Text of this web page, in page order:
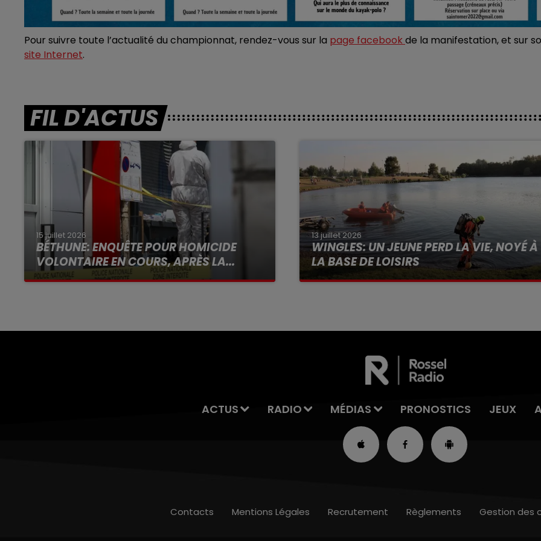
Pour suivre toute l’actualité du championnat, rendez-vous sur la page facebook de la manifestation, et sur
site Internet.
FIL D'ACTUS
15 juillet 2026
BÉTHUNE: ENQUÊTE POUR HOMICIDE
VOLONTAIRE EN COURS, APRÈS LA...
Selon les premiers éléments, le logement
13 juillet 2026
WINGLES: UN JEUNE PERD LA VIE, NOYÉ À
LA BASE DE LOISIRS
La victime a coulé à pic
ACTUS RADIO MÉDIAS PRONOSTICS JEUX
Contacts Mentions Légales Recrutement Règlements Gestion des